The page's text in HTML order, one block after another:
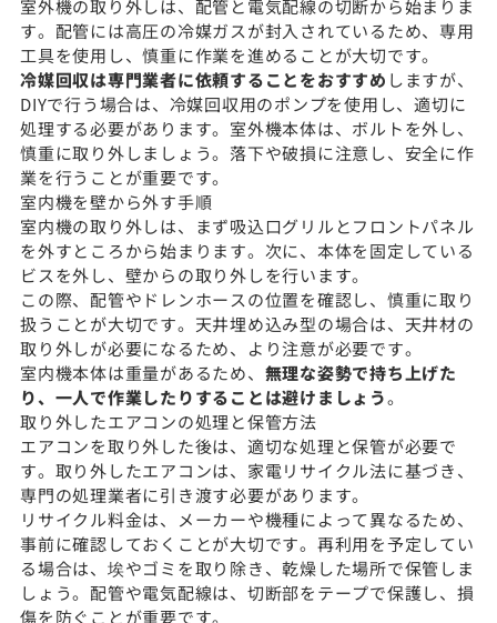
室外機の取り外しは、配管と電気配線の切断から始まりま
す。配管には高圧の冷媒ガスが封入されているため、専用
工具を使用し、慎重に作業を進めることが大切です。
冷媒回収は専門業者に依頼することをおすすめ しますが、
DIYで行う場合は、冷媒回収用のポンプを使用し、適切に
処理する必要があります。室外機本体は、ボルトを外し、
慎重に取り外しましょう。落下や破損に注意し、安全に作
業を行うことが重要です。
室内機を壁から外す手順
室内機の取り外しは、まず吸込口グリルとフロントパネル
を外すところから始まります。次に、本体を固定している
ビスを外し、壁からの取り外しを行います。
この際、配管やドレンホースの位置を確認し、慎重に取り
扱うことが大切です。天井埋め込み型の場合は、天井材の
取り外しが必要になるため、より注意が必要です。
室内機本体は重量があるため、 無理な姿勢で持ち上げた
り、一人で作業したりすることは避けましょう。
取り外したエアコンの処理と保管方法
エアコンを取り外した後は、適切な処理と保管が必要で
す。取り外したエアコンは、家電リサイクル法に基づき、
専門の処理業者に引き渡す必要があります。
リサイクル料金は、メーカーや機種によって異なるため、
事前に確認しておくことが大切です。再利用を予定してい
る場合は、埃やゴミを取り除き、乾燥した場所で保管しま
しょう。配管や電気配線は、切断部をテープで保護し、損
傷を防ぐことが重要です。